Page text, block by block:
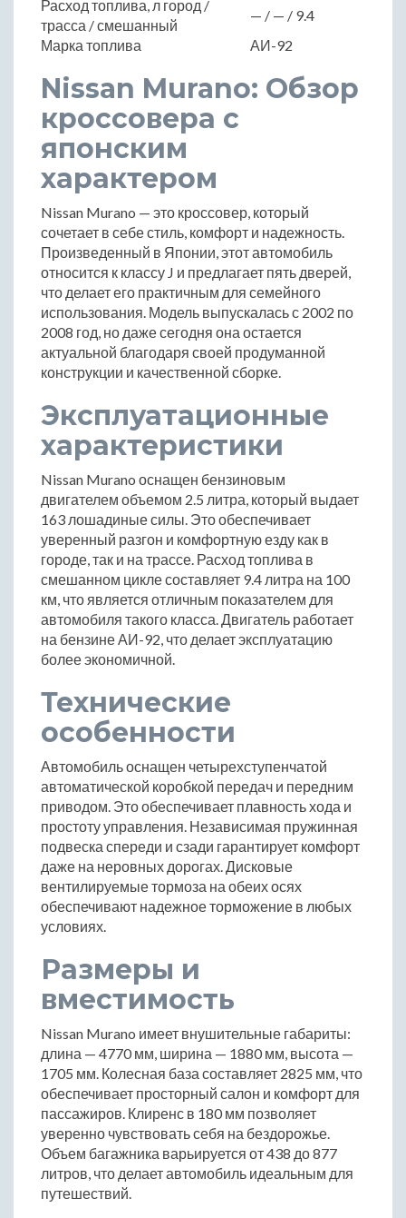
Расход топлива, л город /
трасса / смешанный
— / — / 9.4
Марка топлива
АИ-92
Nissan Murano: Обзор
кроссовера с
японским
характером
Nissan Murano — это кроссовер, который
сочетает в себе стиль, комфорт и надежность.
Произведенный в Японии, этот автомобиль
относится к классу J и предлагает пять дверей,
что делает его практичным для семейного
использования. Модель выпускалась с 2002 по
2008 год, но даже сегодня она остается
актуальной благодаря своей продуманной
конструкции и качественной сборке.
Эксплуатационные
характеристики
Nissan Murano оснащен бензиновым
двигателем объемом 2.5 литра, который выдает
163 лошадиные силы. Это обеспечивает
уверенный разгон и комфортную езду как в
городе, так и на трассе. Расход топлива в
смешанном цикле составляет 9.4 литра на 100
км, что является отличным показателем для
автомобиля такого класса. Двигатель работает
на бензине АИ-92, что делает эксплуатацию
более экономичной.
Технические
особенности
Автомобиль оснащен четырехступенчатой
автоматической коробкой передач и передним
приводом. Это обеспечивает плавность хода и
простоту управления. Независимая пружинная
подвеска спереди и сзади гарантирует комфорт
даже на неровных дорогах. Дисковые
вентилируемые тормоза на обеих осях
обеспечивают надежное торможение в любых
условиях.
Размеры и
вместимость
Nissan Murano имеет внушительные габариты:
длина — 4770 мм, ширина — 1880 мм, высота —
1705 мм. Колесная база составляет 2825 мм, что
обеспечивает просторный салон и комфорт для
пассажиров. Клиренс в 180 мм позволяет
уверенно чувствовать себя на бездорожье.
Объем багажника варьируется от 438 до 877
литров, что делает автомобиль идеальным для
путешествий.